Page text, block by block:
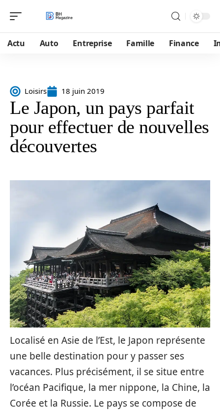
Actu Auto Entreprise Famille Finance
Loisirs 18 juin 2019
Le Japon, un pays parfait
pour effectuer de nouvelles
découvertes
Localisé en Asie de l’Est, le Japon représente
une belle destination pour y passer ses
vacances. Plus précisément, il se situe entre
l’océan Pacifique, la mer nippone, la Chine, la
Corée et la Russie. Le pays se compose de